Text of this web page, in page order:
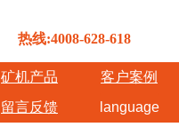
热线:4008-628-618
矿机产品
客户案例
留言反馈 language